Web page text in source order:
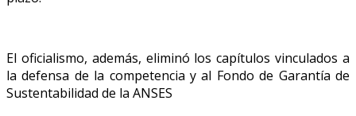
El oficialismo, además, eliminó los capítulos vinculados a
la defensa de la competencia y al Fondo de Garantía de
Sustentabilidad de la ANSES